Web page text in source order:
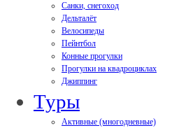
Cанки, снегоход
Дельталёт
Велосипеды
Пейнтбол
Конные прогулки
Прогулки на квадроциклах
Джиппинг
Туры
Активные (многодневные)